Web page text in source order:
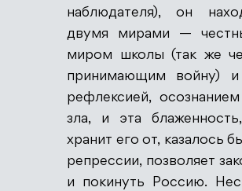
наблюдателя), он
двумя мирами —
миром школы (так же
принимающим войну) и
рефлексией,
зла, и эта
хранит его от, казалось
репрессии, позволяет
и покинуть Россию.